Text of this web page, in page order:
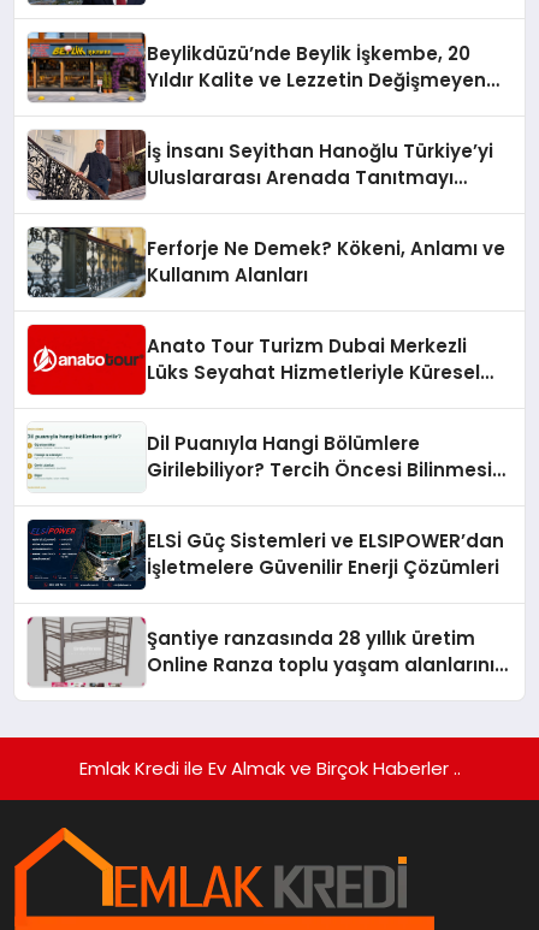
Hayata Geçirecek
Beylikdüzü’nde Beylik İşkembe, 20
Yıldır Kalite ve Lezzetin Değişmeyen
İş İnsanı Seyithan Hanoğlu Türkiye’yi
Uluslararası Arenada Tanıtmayı
Ferforje Ne Demek? Kökeni, Anlamı ve
Kullanım Alanları
Anato Tour Turizm Dubai Merkezli
Lüks Seyahat Hizmetleriyle Küresel
Dil Puanıyla Hangi Bölümlere
Girilebiliyor? Tercih Öncesi Bilinmesi
ELSİ Güç Sistemleri ve ELSIPOWER’dan
İşletmelere Güvenilir Enerji Çözümleri
Şantiye ranzasında 28 yıllık üretim
Online Ranza toplu yaşam alanlarını
Emlak Kredi ile Ev Almak ve Birçok Haberler ..